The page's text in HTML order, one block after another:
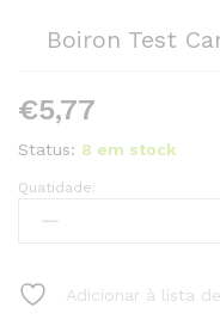
Boiron Test
€5,77
Status: 8 em stock
Boiron
Test
in-
Quatidade:
Adicionar à lista